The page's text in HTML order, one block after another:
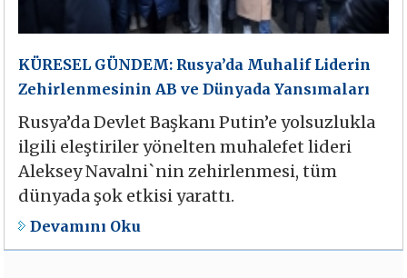
KÜRESEL GÜNDEM: Rusya’da Muhalif Liderin
Zehirlenmesinin AB ve Dünyada Yansımaları
Rusya’da Devlet Başkanı Putin’e yolsuzlukla
ilgili eleştiriler yönelten muhalefet lideri
Aleksey Navalni`nin zehirlenmesi, tüm
dünyada şok etkisi yarattı.
Devamını Oku